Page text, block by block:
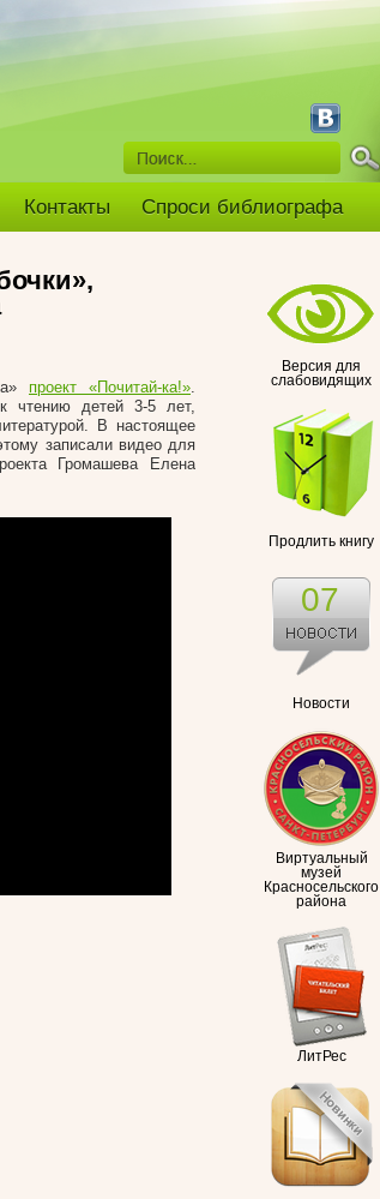
Контакты Спроси библиографа
Версия для
слабовидящих
Продлить книгу
Новости
07
Виртуальный
музей
Красносельского
района
ЛитРес
проект «Почитай-ка!».
чтению детей 3-5 лет,
В настоящее
записали видео для
Громашева Елена